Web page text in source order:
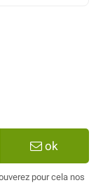
ok
pour cela nos